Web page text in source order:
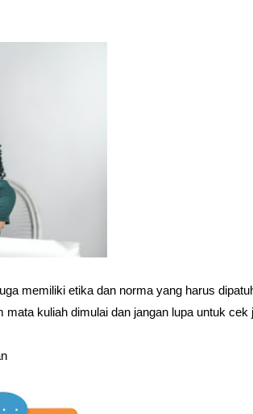
memiliki etika dan norma yang harus
kuliah dimulai dan jangan lupa untuk